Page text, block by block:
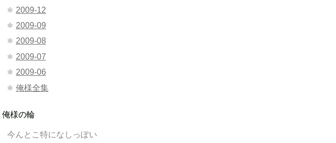
2009-12
2009-09
2009-08
2009-07
2009-06
俺様全集
俺様の輪
今んとこ特になしっぽい